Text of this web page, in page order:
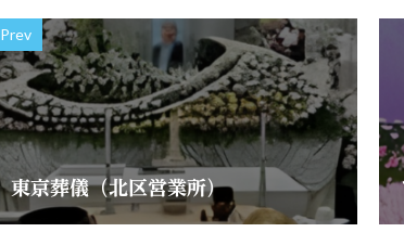
Prev
東京葬儀（北区営業所）